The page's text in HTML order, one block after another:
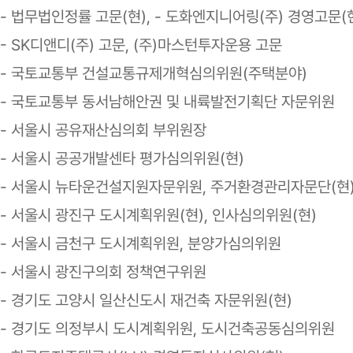
- 법무법인정률 고문(현), - 도화엔지니어링(주) 경영고문(
- SK디앤디(주) 고문, (주)마스턴투자운용 고문
- 국토교통부 건설교통규제개혁심의위원(주택분야)
- 국토교통부 동서남해안권 및 내륙발전기획단 자문위원
- 서울시 공유재산심의회 부위원장
- 서울시 공공개발센타 평가심의위원(현)
- 서울시 뉴타운건설지원자문위원, 주거환경관리자문단(
- 서울시 광진구 도시계획위원(현), 인사심의위원(현)
- 서울시 금천구 도시계획위원, 분양가심의위원
- 서울시 광진구의회 정책연구위원
- 경기도 고양시 일산신도시 재건축 자문위원(현)
- 경기도 의정부시 도시계획위원, 도시건축공동심의위원